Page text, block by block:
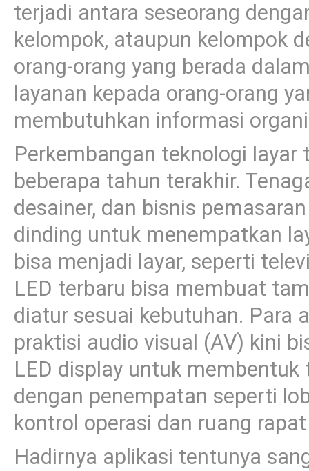
terjadi antara seseorang
kelompok, ataupun kelompok
orang-orang yang berada
layanan kepada orang-orang
membutuhkan informasi
Perkembangan teknologi
beberapa tahun terakhir.
desainer, dan bisnis
dinding untuk menempatkan
bisa menjadi layar, seperti
LED terbaru bisa membuat
diatur sesuai kebutuhan. Para
praktisi audio visual (AV) kini
LED display untuk
dengan penempatan seperti
kontrol operasi dan ruang
Hadirnya aplikasi tentunya